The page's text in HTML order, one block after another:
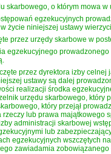
skarbowego, o którym mowa
egzekucyjnych
życie niniejszej ustawy
przez urzędy skarbowe w
egzekucyjnego
przez dyrektora izby
ustawy są dalej
realizacji środka
urzędu skarbowego, który
który przejął
lub prawa majątkowego
administracji skarbowej
lub
egzekucyjnych wszczętych
zawiadamia